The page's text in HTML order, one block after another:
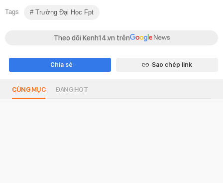
Tags Trường Đại Học Fpt
Theo dõi Kenh14.vn trên
Chia sẻ Sao chép link
CÙNG MỤC ĐANG HOT